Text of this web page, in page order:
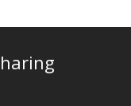
Produktseite